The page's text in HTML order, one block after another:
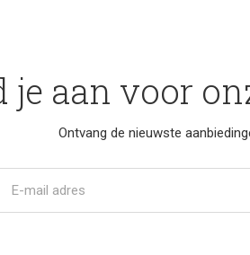
je aan voor
Ontvang de nieuwste